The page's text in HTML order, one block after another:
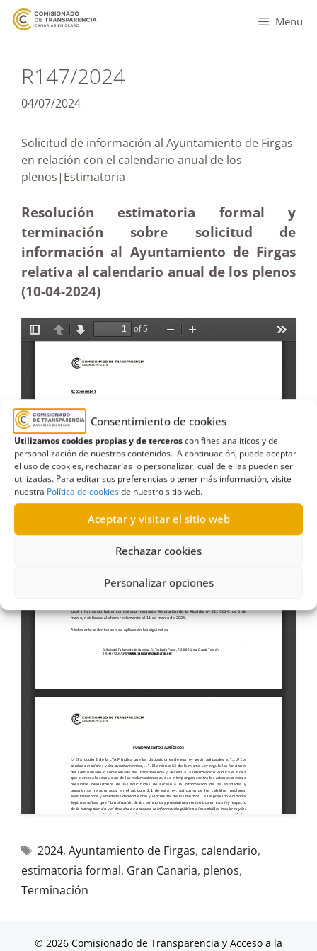
Consentimiento de cookies
Utilizamos cookies propias y de terceroscon fines analíticos y de
personalización de nuestros contenidos. A continuación, puede aceptar
el uso de cookies, rechazarlas o personalizar cuál de ellas pueden ser
utilizadas. Para editar sus preferencias o tener más información, visite
nuestra Política de cookiesde nuestro sitio web.
Aceptar y visitar el sitio web
Rechazar cookies
Personalizar opciones
Menu
R147/2024
04/07/2024
Solicitud de información al Ayuntamiento de Firgas
en relación con el calendario anual de los
plenos|Estimatoria
Resolución estimatoria formal y
terminación sobre solicitud de
información al Ayuntamiento de Firgas
relativa al calendario anual de los plenos
(10-04-2024)
2024, Ayuntamiento de Firgas, calendario,
estimatoria formal, Gran Canaria, plenos,
Terminación
© 2026 Comisionado de Transparencia y Acceso a la